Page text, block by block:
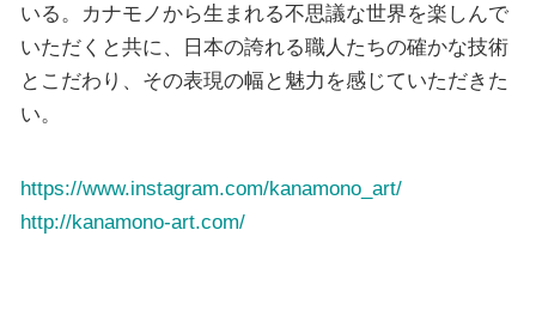
いる。カナモノから生まれる不思議な世界を楽しんで
いただくと共に、日本の誇れる職人たちの確かな技術
とこだわり、その表現の幅と魅力を感じていただきた
い。
https://www.instagram.com/kanamono_art/
http://kanamono-art.com/